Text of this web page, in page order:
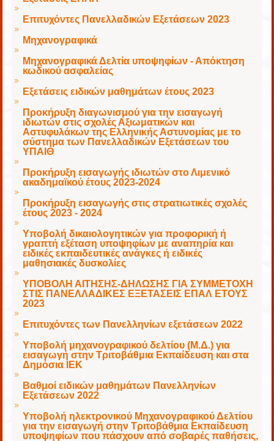
Επιτυχόντες Πανελλαδικών Εξετάσεων 2023
Μηχανογραφικά
Μηχανογραφικά Δελτία υποψηφίων - Απόκτηση
κωδικού ασφαλείας
Εξετάσεις ειδικών μαθημάτων έτους 2023
Προκήρυξη διαγωνισμού για την εισαγωγή
ιδιωτών στις σχολές Αξιωματικών και
Αστυφυλάκων της Ελληνικής Αστυνομίας με το
σύστημα των Πανελλαδικών Εξετάσεων του
ΥΠΑΙΘ
Προκήρυξη εισαγωγής ιδιωτών στο Λιμενικό
ακαδημαϊκού έτους 2023-2024
Προκήρυξη εισαγωγής στις στρατιωτικές σχολές
έτους 2023 - 2024
Υποβολή δικαιολογητικών για προφορική ή
γραπτή εξέταση υποψηφίων με αναπηρία και
ειδικές εκπαιδευτικές ανάγκες ή ειδικές
μαθησιακές δυσκολίες
ΥΠΟΒΟΛΗ ΑΙΤΗΣΗΣ-ΔΗΛΩΣΗΣ ΓΙΑ ΣΥΜΜΕΤΟΧΗ
ΣΤΙΣ ΠΑΝΕΛΛΑΔΙΚΕΣ ΕΞΕΤΑΣΕΙΣ ΕΠΑΛ ΕΤΟΥΣ
2023
Επιτυχόντες των Πανελληνίων εξετάσεων 2022
Υποβολή μηχανογραφικού δελτίου (Μ.Δ.) για
εισαγωγή στην Τριτοβάθμια Εκπαίδευση και στα
Δημόσια ΙΕΚ
Βαθμοί ειδικών μαθημάτων Πανελληνίων
Εξετάσεων 2022
Υποβολή ηλεκτρονικού Μηχανογραφικού Δελτίου
για την εισαγωγή στην Τριτοβάθμια Εκπαίδευση
υποψηφίων που πάσχουν από σοβαρές παθήσεις,